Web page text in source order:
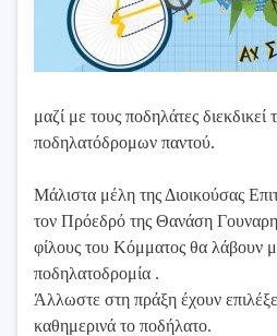
μαζί με τους ποδηλάτες διεκδικεί
ποδηλατόδρομων παντού.
Μάλιστα μέλη της Διοικούσας
τον Πρόεδρό της Θανάση
φίλους του Κόμματος θα λάβουν
ποδηλατοδρομία .
Άλλωστε στη πράξη έχουν
καθημερινά το ποδήλατο.